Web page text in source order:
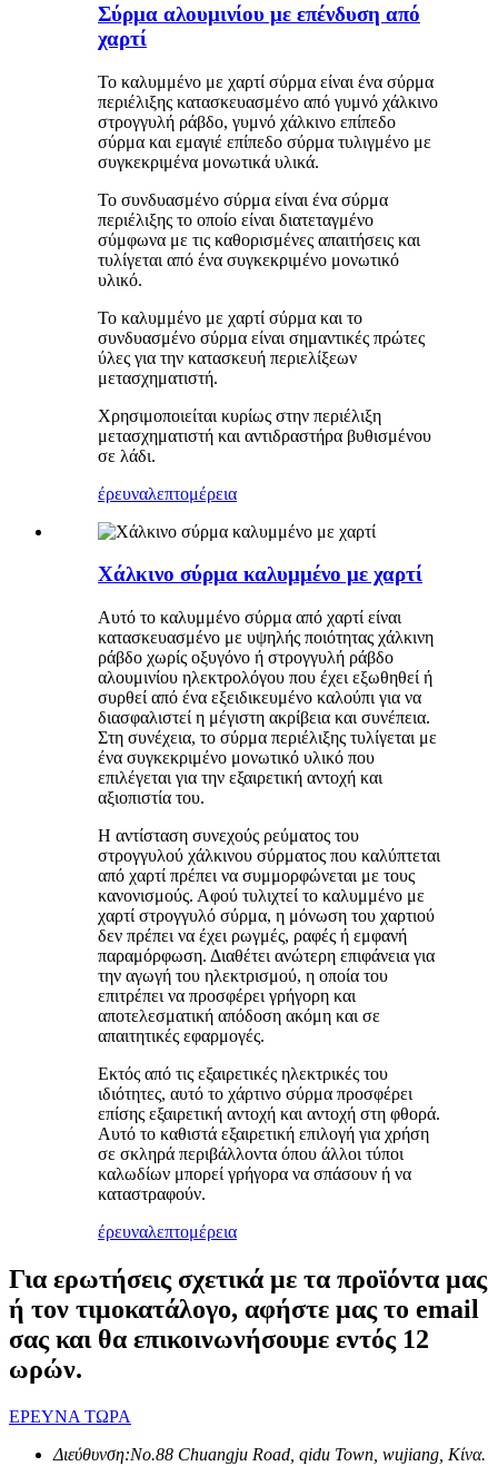
Σύρμα αλουμινίου με επένδυση από
χαρτί
Το καλυμμένο με χαρτί σύρμα είναι ένα σύρμα
περιέλιξης κατασκευασμένο από γυμνό χάλκινο
στρογγυλή ράβδο, γυμνό χάλκινο επίπεδο
σύρμα και εμαγιέ επίπεδο σύρμα τυλιγμένο με
συγκεκριμένα μονωτικά υλικά.
Το συνδυασμένο σύρμα είναι ένα σύρμα
περιέλιξης το οποίο είναι διατεταγμένο
σύμφωνα με τις καθορισμένες απαιτήσεις και
τυλίγεται από ένα συγκεκριμένο μονωτικό
υλικό.
Το καλυμμένο με χαρτί σύρμα και το
συνδυασμένο σύρμα είναι σημαντικές πρώτες
ύλες για την κατασκευή περιελίξεων
μετασχηματιστή.
Χρησιμοποιείται κυρίως στην περιέλιξη
μετασχηματιστή και αντιδραστήρα βυθισμένου
σε λάδι.
έρευναλεπτομέρεια
Χάλκινο σύρμα καλυμμένο με χαρτί
Αυτό το καλυμμένο σύρμα από χαρτί είναι
κατασκευασμένο με υψηλής ποιότητας χάλκινη
ράβδο χωρίς οξυγόνο ή στρογγυλή ράβδο
αλουμινίου ηλεκτρολόγου που έχει εξωθηθεί ή
συρθεί από ένα εξειδικευμένο καλούπι για να
διασφαλιστεί η μέγιστη ακρίβεια και συνέπεια.
Στη συνέχεια, το σύρμα περιέλιξης τυλίγεται με
ένα συγκεκριμένο μονωτικό υλικό που
επιλέγεται για την εξαιρετική αντοχή και
αξιοπιστία του.
Η αντίσταση συνεχούς ρεύματος του
στρογγυλού χάλκινου σύρματος που καλύπτεται
από χαρτί πρέπει να συμμορφώνεται με τους
κανονισμούς. Αφού τυλιχτεί το καλυμμένο με
χαρτί στρογγυλό σύρμα, η μόνωση του χαρτιού
δεν πρέπει να έχει ρωγμές, ραφές ή εμφανή
παραμόρφωση. Διαθέτει ανώτερη επιφάνεια για
την αγωγή του ηλεκτρισμού, η οποία του
επιτρέπει να προσφέρει γρήγορη και
αποτελεσματική απόδοση ακόμη και σε
απαιτητικές εφαρμογές.
Εκτός από τις εξαιρετικές ηλεκτρικές του
ιδιότητες, αυτό το χάρτινο σύρμα προσφέρει
επίσης εξαιρετική αντοχή και αντοχή στη φθορά.
Αυτό το καθιστά εξαιρετική επιλογή για χρήση
σε σκληρά περιβάλλοντα όπου άλλοι τύποι
καλωδίων μπορεί γρήγορα να σπάσουν ή να
καταστραφούν.
έρευναλεπτομέρεια
Για ερωτήσεις σχετικά με τα προϊόντα μας
ή τον τιμοκατάλογο, αφήστε μας το email
σας και θα επικοινωνήσουμε εντός 12
ωρών.
ΕΡΕΥΝΑ ΤΩΡΑ
Διεύθυνση:No.88 Chuangju Road, qidu Town, wujiang, Κίνα.